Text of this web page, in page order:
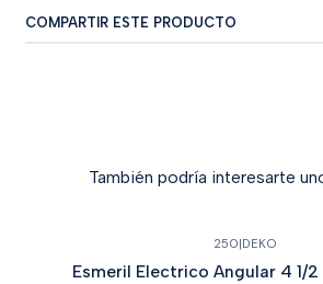
COMPARTIR ESTE PRODUCTO
También podría interesarte
250|DEKO
Esmeril Electrico Angular 4 1/2